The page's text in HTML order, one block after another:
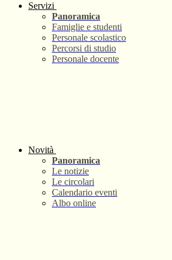
Servizi
Panoramica
Famiglie e studenti
Personale scolastico
Percorsi di studio
Personale docente
Novità
Panoramica
Le notizie
Le circolari
Calendario eventi
Albo online